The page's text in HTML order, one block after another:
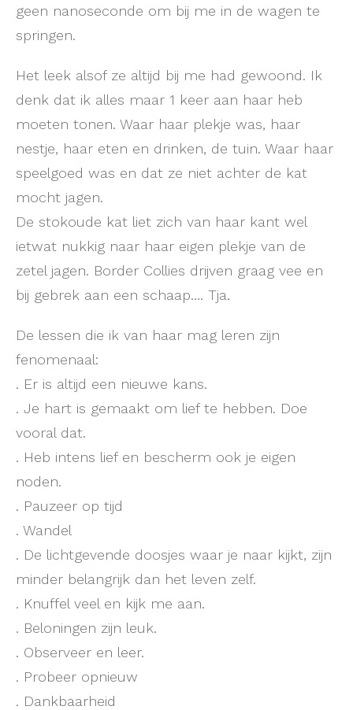
geen nanoseconde om bij me in de wagen te
springen.
Het leek alsof ze altijd bij me had gewoond. Ik
denk dat ik alles maar 1 keer aan haar heb
moeten tonen. Waar haar plekje was, haar
nestje, haar eten en drinken, de tuin. Waar haar
speelgoed was en dat ze niet achter de kat
mocht jagen.
De stokoude kat liet zich van haar kant wel
ietwat nukkig naar haar eigen plekje van de
zetel jagen. Border Collies drijven graag vee en
bij gebrek aan een schaap…. Tja.
De lessen die ik van haar mag leren zijn
fenomenaal:
. Er is altijd een nieuwe kans.
. Je hart is gemaakt om lief te hebben. Doe
vooral dat.
. Heb intens lief en bescherm ook je eigen
noden.
. Pauzeer op tijd
. Wandel
. De lichtgevende doosjes waar je naar kijkt, zijn
minder belangrijk dan het leven zelf.
. Knuffel veel en kijk me aan.
. Beloningen zijn leuk.
. Observeer en leer.
. Probeer opnieuw
. Dankbaarheid